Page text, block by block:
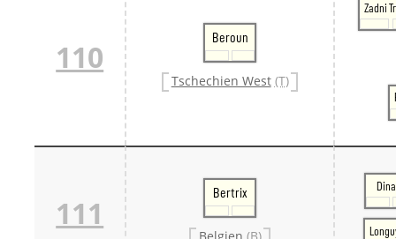
110
Beroun
Tschechien West (T)
Zadni
111
Bertrix